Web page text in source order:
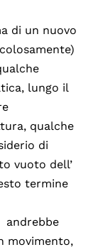
di un nuovo
lungo il
qualche
di
vuoto dell’
termine
andrebbe
movimento,